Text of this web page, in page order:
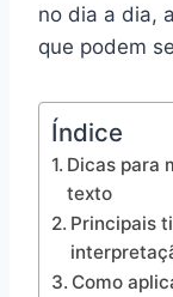
no dia a dia,
que podem
Índice
Dicas para
texto
Principais
Como